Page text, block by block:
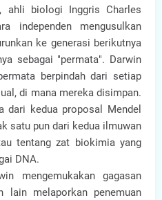
ahli biologi Inggris Charles
independen mengusulkan
ke generasi berikutnya
sebagai "permata". Darwin
berpindah dari setiap
di mana mereka disimpan.
dari kedua proposal Mendel
satu pun dari kedua ilmuwan
tentang zat biokimia yang
DNA.
mengemukakan gagasan
lain melaporkan penemuan